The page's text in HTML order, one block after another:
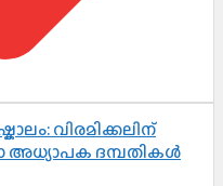
വിരമിക്കലിന്
അധ്യാപക ദമ്പതികൾ